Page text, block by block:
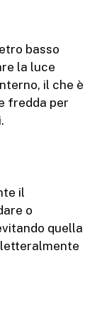
basso
la luce
il che è
fredda per
il
o
quella